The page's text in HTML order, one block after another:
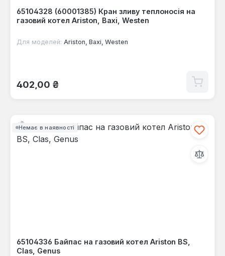
65104328 (60001385) Кран зливу теплоносія на
газовий котел Ariston, Baxi, Westen
Для моделей: Ariston, Baxi, Westen
Звичайна ціна:
402,00 ₴
Немає в наявності
65104336 Байпас на газовий котел Ariston BS,
Clas, Genus